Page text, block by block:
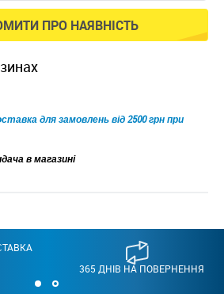
ПРО НАЯВНІСТЬ
для замовлень від 2500 грн при
в магазині
365 ДНІВ НА ПОВЕРНЕННЯ